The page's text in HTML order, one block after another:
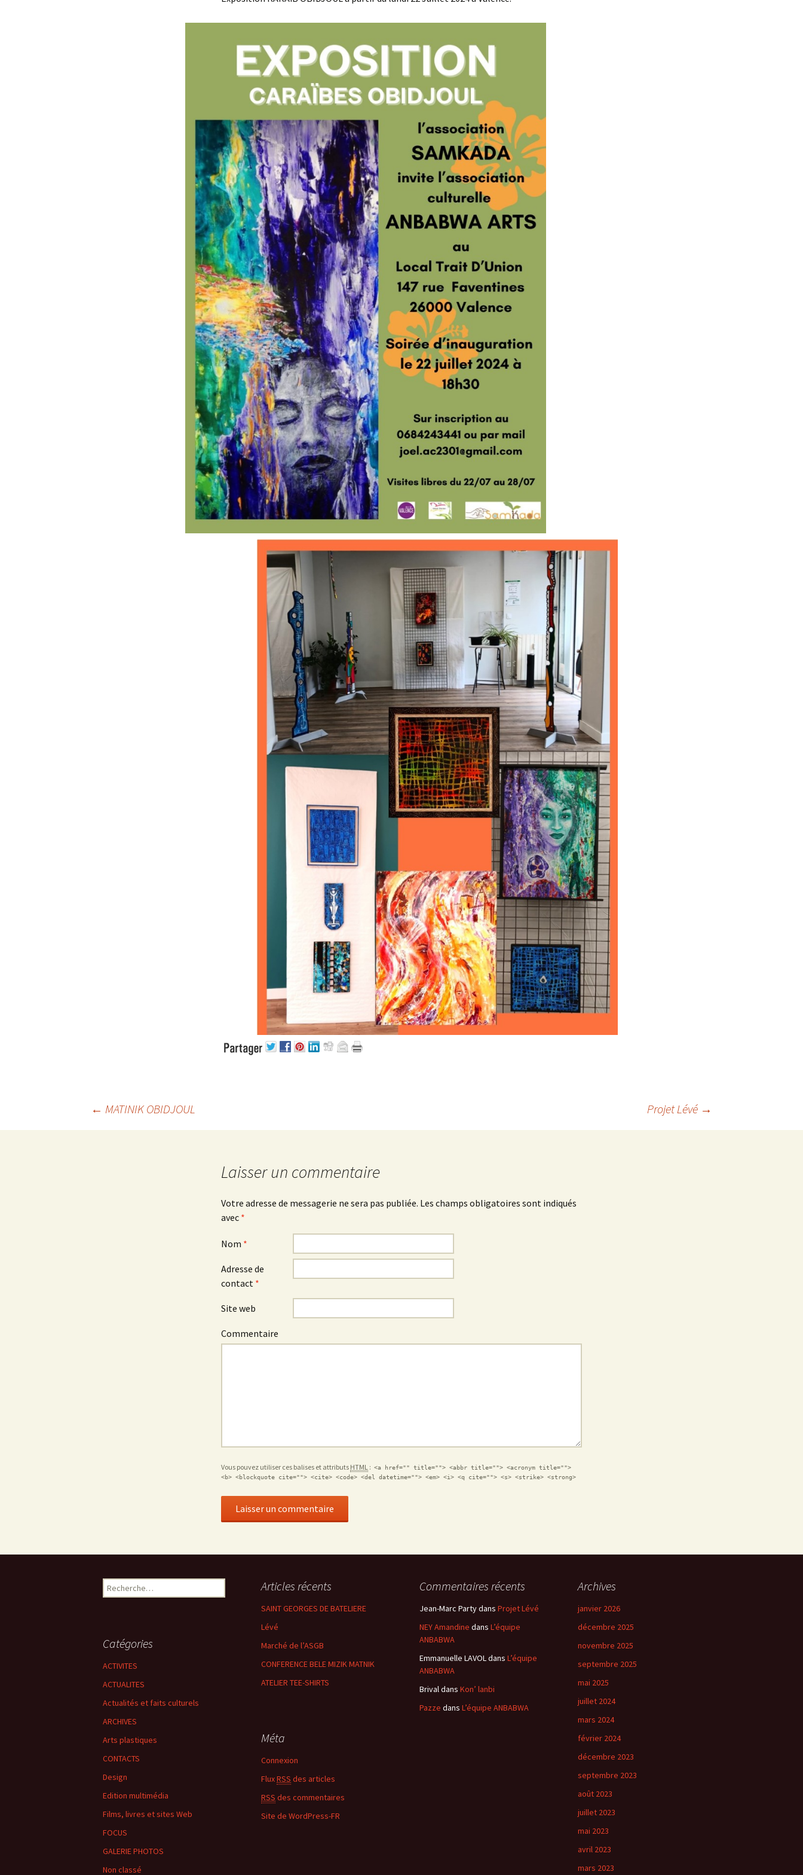
stylisme ANBABWA ARTS :
l’exposition Résonances
au Diamant.
ANBABWA ARTS au Lycée
Acajou 2
librairie
PRESENCEKREOL.
ANBABWA ARTS au
Martinique Jazz Festival
2015
ANBABWA ARTS à la 13°
édition du Biguine jazz
Festival de Saint-Pierre.
ANBABWA ARTS au
LEZART’ à Trinité, en
juillet 2015.
LE 22 MAI D’ANBABWA
ARTS
ANBABWA ARTS à la
conférence de l’AMDOR
ANBABWA à la maison de
la culture de Trinité
janvier 2015.
Caméra au poing.
ANBABWA ARTS fait le
buzz…
ANBABWA ARTS au
Martinique Jazz festival
le 7 décembre 2014.
ANBABWA ARTS à la fête
7 septembre 2014
ANBABWA ARTS au
« Biguine jazz festival »
Exposition ANBABWA
ARTS à l’ATRIUM à Fort-
de-France
Personnalités de la
Navigation des articles
← MATINIK OBIDJOUL Projet Lévé →
Laisser un commentaire
Votre adresse de messagerie ne sera pas publiée. Les champs obligatoires sont indiqués
avec *
Nom *
Adresse de
contact *
Site web
Commentaire
Vous pouvez utiliser ces balises et attributs HTML : <a href="" title=""> <abbr title=""> <acronym title="">
<b> <blockquote cite=""> <cite> <code> <del datetime=""> <em> <i> <q cite=""> <s> <strike> <strong>
Rechercher : Articles récents
SAINT GEORGES DE BATELIERE
Lévé
Marché de l’ASGB
CONFERENCE BELE MIZIK MATNIK
ATELIER TEE-SHIRTS
Commentaires récents
Jean-Marc Partydans Projet Lévé
NEY Amandine dans L’équipe
ANBABWA
Emmanuelle LAVOLdans L’équipe
ANBABWA
Brivaldans Kon’ lanbi
Pazze dans L’équipe ANBABWA
Archives
janvier 2026
décembre 2025
novembre 2025
septembre 2025
mai 2025
juillet 2024
mars 2024
février 2024
décembre 2023
septembre 2023
août 2023
juillet 2023
mai 2023
avril 2023
mars 2023
Catégories
ACTIVITES
ACTUALITES
Actualités et faits culturels
ARCHIVES
Arts plastiques
CONTACTS
Design
Edition multimédia
Films, livres et sites Web
FOCUS
GALERIE PHOTOS
Non classé
Méta
Connexion
FluxRSS des articles
RSS des commentaires
Site de WordPress-FR